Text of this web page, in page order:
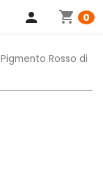
shopping_cart 0
person
Pigmento Rosso di